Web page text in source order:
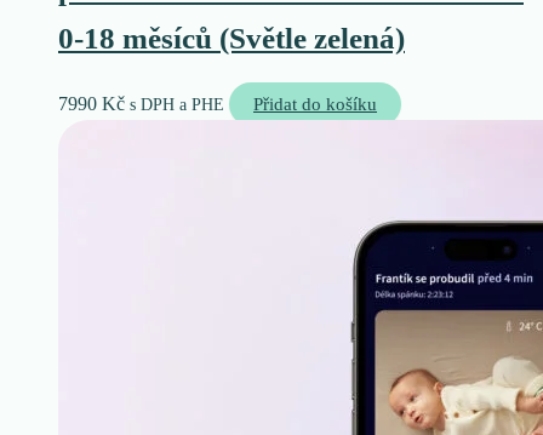
0-18 měsíců (Světle zelená)
7990 Kč s DPH a PHE Přidat do košíku